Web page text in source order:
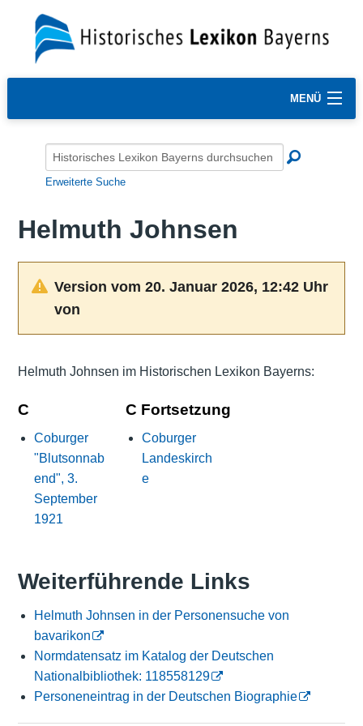
MENÜ
Erweiterte Suche
Helmuth Johnsen
Version vom 20. Januar 2026, 12:42 Uhr
von
Helmuth Johnsen im Historischen Lexikon Bayerns:
C
Coburger
"Blutsonnab
end", 3.
September
1921
C Fortsetzung
Coburger
Landeskirch
e
Weiterführende Links
Helmuth Johnsen in der Personensuche von
bavarikon
Normdatensatz im Katalog der Deutschen
Nationalbibliothek: 118558129
Personeneintrag in der Deutschen Biographie